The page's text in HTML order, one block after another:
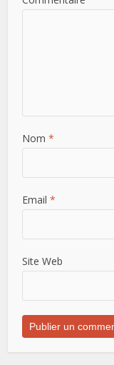
Nom *
Email *
Site Web